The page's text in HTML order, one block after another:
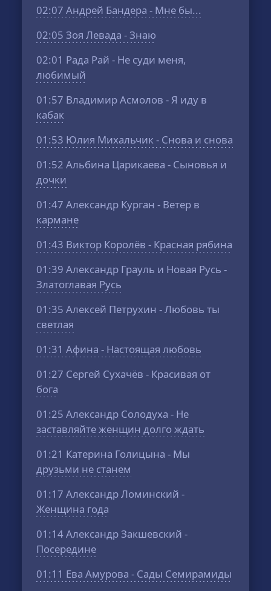
02:07 Андрей Бандера - Мне бы...
02:05 Зоя Левада - Знаю
02:01 Рада Рай - Не суди меня,
любимый
01:57 Владимир Асмолов - Я иду в
кабак
01:53 Юлия Михальчик - Снова и снова
01:52 Альбина Царикаева - Сыновья и
дочки
01:47 Александр Курган - Ветер в
кармане
01:43 Виктор Королёв - Красная рябина
01:39 Александр Грауль и Новая Русь -
Златоглавая Русь
01:35 Алексей Петрухин - Любовь ты
светлая
01:31 Афина - Настоящая любовь
01:27 Сергей Сухачёв - Красивая от
бога
01:25 Александр Солодуха - Не
заставляйте женщин долго ждать
01:21 Катерина Голицына - Мы
друзьми не станем
01:17 Александр Ломинский -
Женщина года
01:14Александр Закшевский -
Посередине
01:11 Ева Амурова - Сады Семирамиды